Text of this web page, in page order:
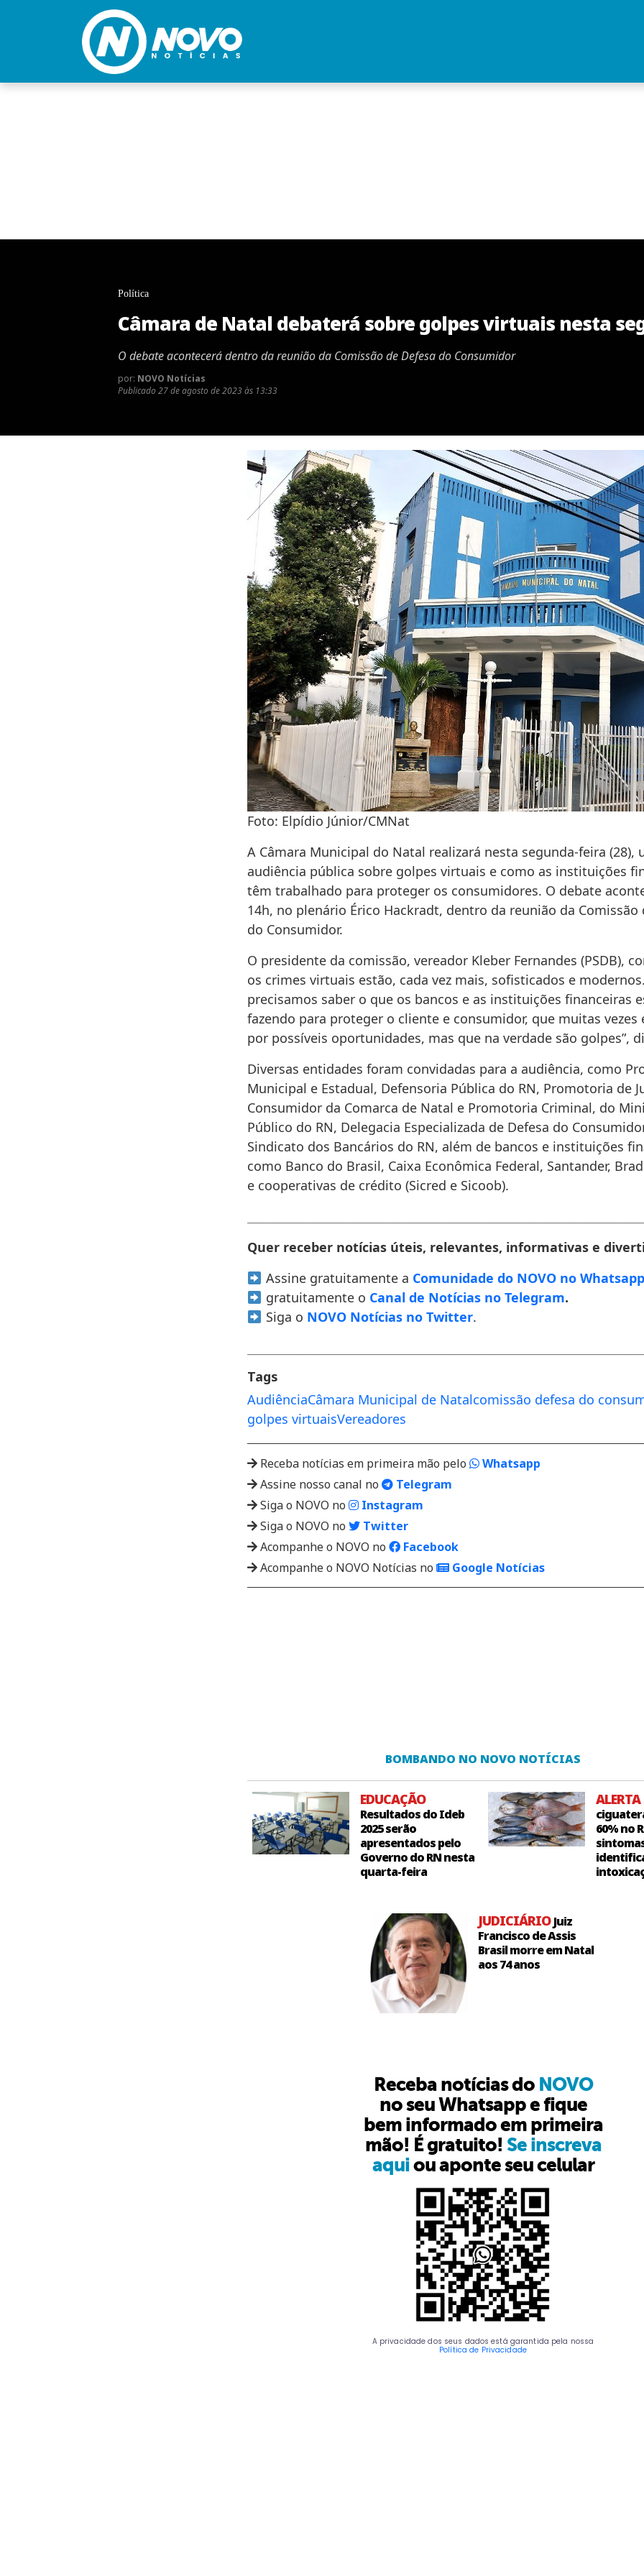
Política
Câmara de Natal debaterá sobre golpes virtuais nesta
O debate acontecerá dentro da reunião da Comissão de Defesa do Consumidor
por: NOVO Notícias
Publicado 27 de agosto de 2023 às 13:33
Foto: Elpídio Júnior/CMNat
A Câmara Municipal do Natal realizará nesta segunda-feira (28),
audiência pública sobre golpes virtuais e como as instituições
têm trabalhado para proteger os consumidores. O debate
14h, no plenário Érico Hackradt, dentro da reunião da Comissão
do Consumidor.
O presidente da comissão, vereador Kleber Fernandes (PSDB),
os crimes virtuais estão, cada vez mais, sofisticados e
precisamos saber o que os bancos e as instituições financeiras
fazendo para proteger o cliente e consumidor, que muitas vezes
por possíveis oportunidades, mas que na verdade são golpes”,
Diversas entidades foram convidadas para a audiência, como
Municipal e Estadual, Defensoria Pública do RN, Promotoria de
Consumidor da Comarca de Natal e Promotoria Criminal, do
Público do RN, Delegacia Especializada de Defesa do
Sindicato dos Bancários do RN, além de bancos e instituições
como Banco do Brasil, Caixa Econômica Federal, Santander,
e cooperativas de crédito (Sicred e Sicoob).
Quer receber notícias úteis, relevantes, informativas e
Assine gratuitamente a Comunidade do NOVO no Whatsapp
gratuitamente o Canal de Notícias no Telegram.
Siga o NOVO Notícias no Twitter.
Tags
AudiênciaCâmara Municipal de Natalcomissão defesa do
golpes virtuaisVereadores
Receba notícias em primeira mão pelo
Whatsapp
Assine nosso canal no
Telegram
Siga o NOVO no
Instagram
Siga o NOVO no
Twitter
Acompanhe o NOVO no
Facebook
Acompanhe o NOVO Notícias no
Google Notícias
BOMBANDO NO NOVO NOTÍCIAS
EDUCAÇÃO
Resultados do Ideb
2025 serão
apresentados pelo
Governo do RN nesta
quarta-feira
ALERTA
60% no
JUDICIÁRIOJuiz
Francisco de Assis
Brasil morre em Natal
aos 74 anos
Receba notícias do NOVO
no seu Whatsapp e fique
bem informado em primeira
mão! É gratuito! Se inscreva
aquiou aponte seu celular
A privacidade dos seus dados está garantida pela nossa
Política de Privacidade